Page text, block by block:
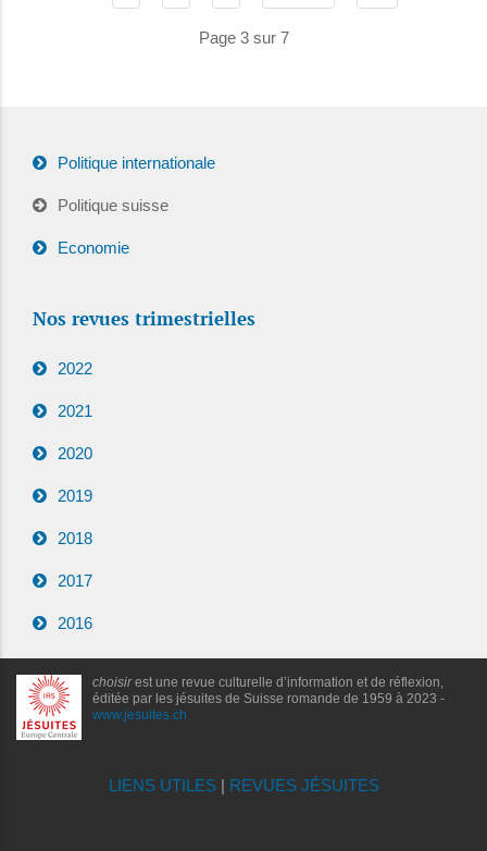
Page 3 sur 7
Politique internationale
Politique suisse
Economie
Nos revues trimestrielles
2022
2021
2020
2019
2018
2017
2016
choisirest une revue culturelle d’information et de réflexion,
éditée par les jésuites de Suisse romande de 1959 à 2023 -
www.jesuites.ch
LIENS UTILES| REVUES JÉSUITES